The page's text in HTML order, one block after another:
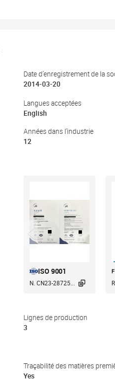
Date d’enregistrement de la
2014-03-20
Langues acceptées
English
Années dans l’industrie
12
ISO 9001
N. CN23-28725... 
Lignes de production
3
Traçabilité des matières
Yes